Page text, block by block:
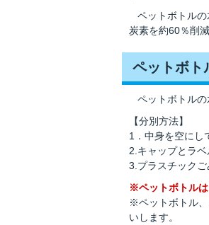
ペットボトルの
炭素を約60％削
ペットボト
ペットボトルの
【分別方法】
1．中身を空にし
2.キャップとラベ
3.プラスチックご
※ペットボトルは
※ペットボトル
いします。